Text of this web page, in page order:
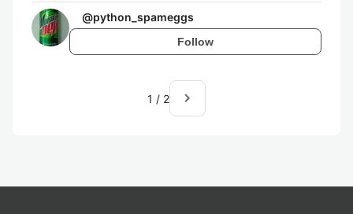
@python_spameggs
Follow
1 / 2 navigate_next